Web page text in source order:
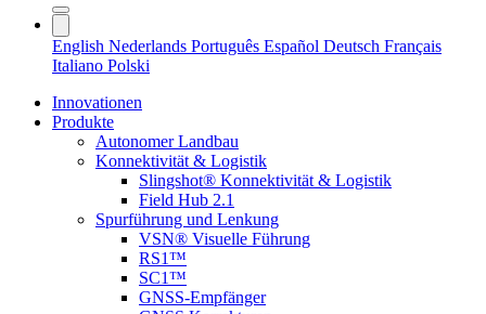
English Nederlands Português Español Deutsch Français
Italiano Polski
Innovationen
Produkte
Autonomer Landbau
Konnektivität & Logistik
Slingshot® Konnektivität & Logistik
Field Hub 2.1
Spurführung und Lenkung
VSN® Visuelle Führung
RS1™
SC1™
GNSS-Empfänger